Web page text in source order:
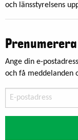
och länsstyrelsens
Ange din e-
och få meddelanden
postadress